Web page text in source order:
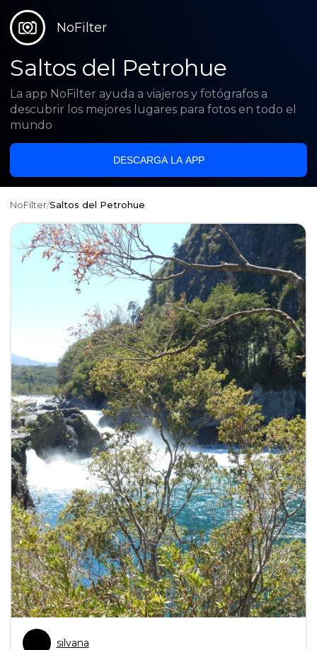
NoFilter
Saltos del Petrohue
La app NoFilter ayuda a viajeros y fotógrafos a
descubrir los mejores lugares para fotos en todo el
mundo
DESCARGA LA APP
NoFilter/Saltos del Petrohue
silvana